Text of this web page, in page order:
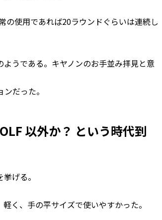
の使用であれば20ラウンドぐらいは連続し
うである。キヤノンのお手並み拝見と意
だった。
以外か？ という時代到
げる。
く、手の平サイズで使いやすかった。